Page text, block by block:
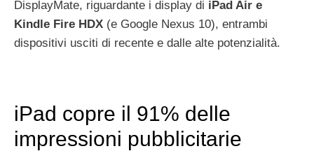
DisplayMate, riguardante i display di iPad Air e
Kindle Fire HDX (e Google Nexus 10), entrambi
dispositivi usciti di recente e dalle alte potenzialità.
iPad copre il 91% delle
impressioni pubblicitarie